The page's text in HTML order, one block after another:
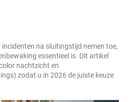
na sluitingstijd nemen toe,
essentieel is. Dit artikel
nachtzicht en
zodat u in 2026 de juiste keuze